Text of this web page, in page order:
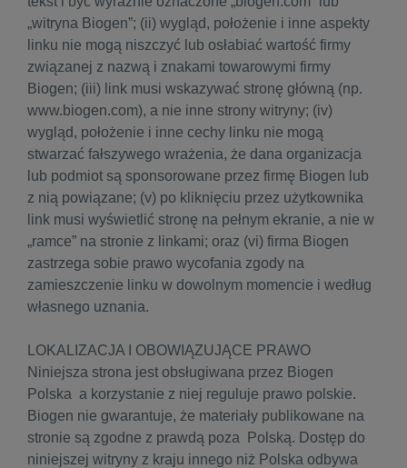
„witryna Biogen”; (ii) wygląd, położenie i inne aspekty
linku nie mogą niszczyć lub osłabiać wartość firmy
związanej z nazwą i znakami towarowymi firmy
Biogen; (iii) link musi wskazywać stronę główną (np.
www.biogen.com), a nie inne strony witryny; (iv)
wygląd, położenie i inne cechy linku nie mogą
stwarzać fałszywego wrażenia, że dana organizacja
lub podmiot są sponsorowane przez firmę Biogen lub
z nią powiązane; (v) po kliknięciu przez użytkownika
link musi wyświetlić stronę na pełnym ekranie, a nie w
„ramce” na stronie z linkami; oraz (vi) firma Biogen
zastrzega sobie prawo wycofania zgody na
zamieszczenie linku w dowolnym momencie i według
własnego uznania.
LOKALIZACJA I OBOWIĄZUJĄCE PRAWO
Niniejsza strona jest obsługiwana przez Biogen
Polska a korzystanie z niej reguluje prawo polskie.
Biogen nie gwarantuje, że materiały publikowane na
stronie są zgodne z prawdą poza Polską. Dostęp do
niniejszej witryny z kraju innego niż Polska odbywa